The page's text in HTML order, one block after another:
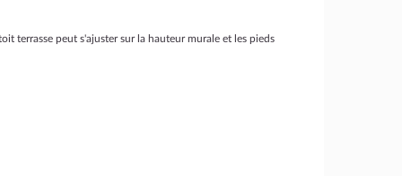
terrasse peut s'ajuster sur la hauteur murale et les pieds